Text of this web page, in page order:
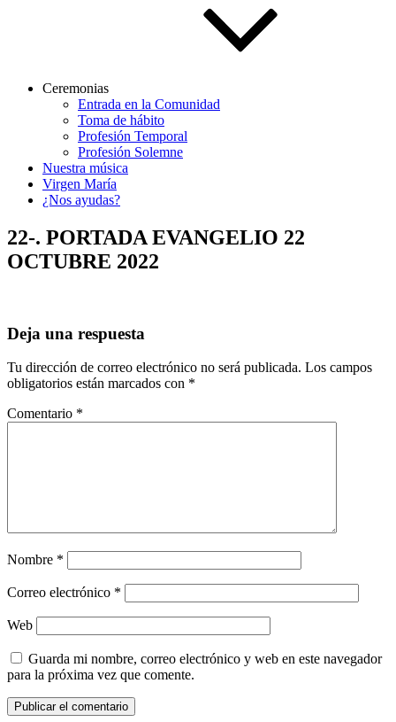
Ceremonias
Entrada en la Comunidad
Toma de hábito
Profesión Temporal
Profesión Solemne
Nuestra música
Virgen María
¿Nos ayudas?
22-. PORTADA EVANGELIO 22
OCTUBRE 2022
Deja una respuesta
Tu dirección de correo electrónico no será publicada. Los campos
obligatorios están marcados con *
Comentario *
Nombre *
Correo electrónico *
Web
Guarda mi nombre, correo electrónico y web en este navegador
para la próxima vez que comente.